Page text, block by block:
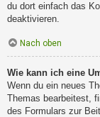
du dort einfach das
deaktivieren.
Nach oben
Wie kann ich eine
Wenn du ein neues
Themas bearbeitest,
des Formulars zur